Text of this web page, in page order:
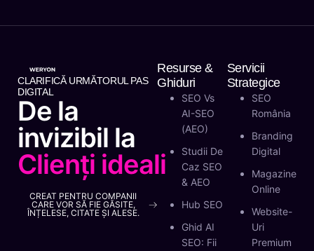
CLARIFICĂ URMĂTORUL PAS
DIGITAL
De la
invizibil la
Clienți ideali
CREAT PENTRU COMPANII
CARE VOR SĂ FIE GĂSITE,
ÎNȚELESE, CITATE ȘI ALESE.
Resurse &
Ghiduri
SEO Vs
AI-SEO
(AEO)
Studii De
Caz SEO
& AEO
Hub SEO
Ghid AI
SEO: Fii
Servicii
Strategice
SEO
România
Branding
Digital
Magazine
Online
Website-
Uri
Premium